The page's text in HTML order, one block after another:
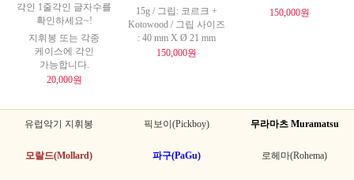
각인 1줄각인 글자수를
확인하세요~!
지휘봉 또는 각종
케이스에 각인
가능합니다.
20,000원
15g / 그립: 코르크 +
Kotowood / 그립 사이즈
: 40 mm X Ø 21 mm
150,000원
150,000원
유럽악기 지휘봉 픽보이(Pickboy) 무라마츠 Muramatsu
모랄드(Mollard) 파구(PaGu) 로헤마(Rohema)